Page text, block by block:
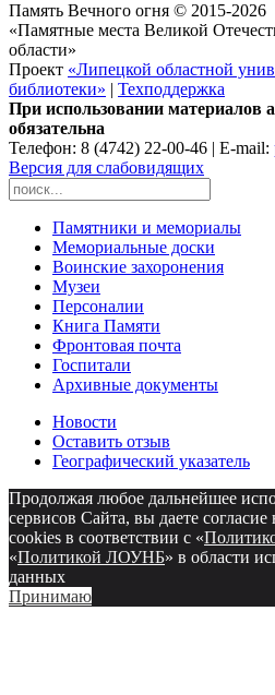
Память Вечного огня © 2015-2026
«Памятные места Великой
области»
Проект «Липецкой областной
библиотеки»
Техподдержка
При использовании материалов
обязательна
Телефон: 8 (4742) 22-00-46 | E-mail:
Версия для слабовидящих
Памятники и мемориалы
Мемориальные доски
Воинские захоронения
Музеи
Персоналии
Книга Памяти
Фронтовая почта
Госпитали
Архивные документы
Новости
Оставить отзыв
Географический указатель
Продолжая любое дальнейшее
сервисов Сайта, вы даете
cookies в соответствии с «
«Политикой ЛОУНБ» в области
данных
Принимаю